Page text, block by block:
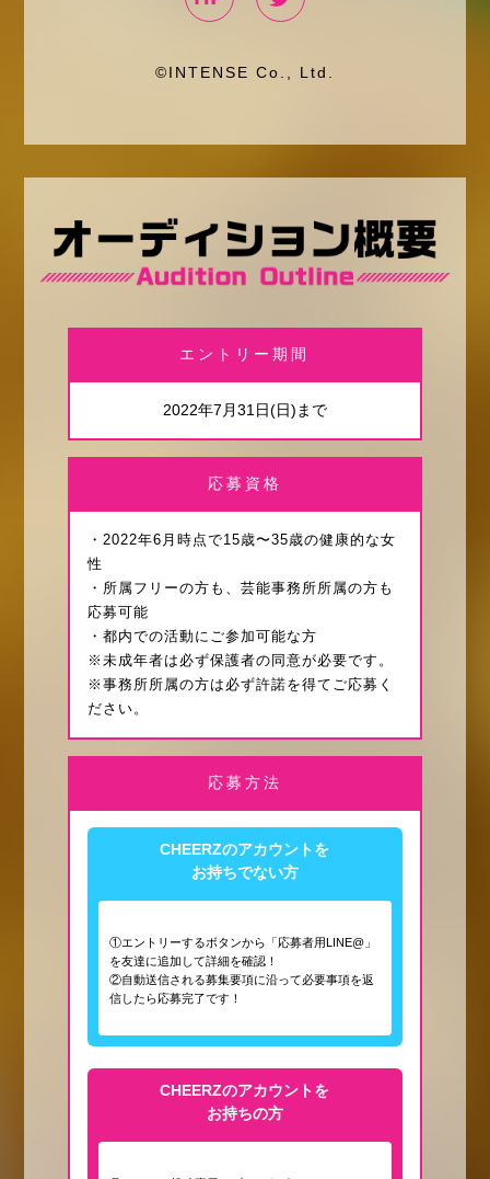
©INTENSE Co., Ltd.
エントリー期間
2022年7月31日(日)まで
応募資格
・2022年6月時点で15歳〜35歳の健康的な女
性
・所属フリーの方も、芸能事務所所属の方も
応募可能
・都内での活動にご参加可能な方
※未成年者は必ず保護者の同意が必要です。
※事務所所属の方は必ず許諾を得てご応募く
ださい。
応募方法
CHEERZのアカウントを
お持ちでない方
①エントリーするボタンから「応募者用LINE@」
を友達に追加して詳細を確認！
②自動送信される募集要項に沿って必要事項を返
信したら応募完了です！
CHEERZのアカウントを
お持ちの方